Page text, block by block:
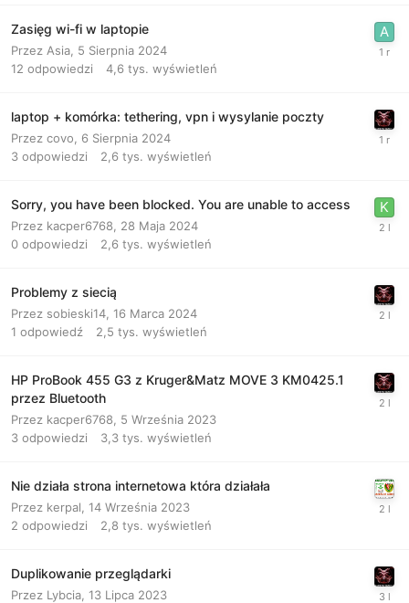
Zasięg wi-fi w laptopie
Przez Asia 5 Sierpnia 2024
12 odpowiedzi 4,6 tys. wyświetleń
laptop + komórka: tethering, vpn i wysylanie poczty
Przez covo
6 Sierpnia 2024
3 odpowiedzi 2,6 tys. wyświetleń
Sorry, you have been blocked. You are unable to access
Przez kacper6768
28 Maja 2024
0 odpowiedzi 2,6 tys. wyświetleń
Problemy z siecią
Przez sobieski14 16 Marca 2024
1 odpowiedź 2,5 tys. wyświetleń
HP ProBook 455 G3 z Kruger&Matz MOVE 3 KM0425.1
przez Bluetooth
Przez kacper6768
5 Września 2023
3 odpowiedzi 3,3 tys. wyświetleń
Nie działa strona internetowa która działała
Przez kerpal 14 Września 2023
2 odpowiedzi 2,8 tys. wyświetleń
Duplikowanie przeglądarki
Przez Lybcia 13 Lipca 2023